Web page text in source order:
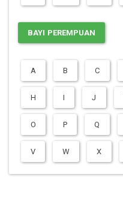
BAYI PEREMPUAN
A B C
H I J
O P Q
V W X